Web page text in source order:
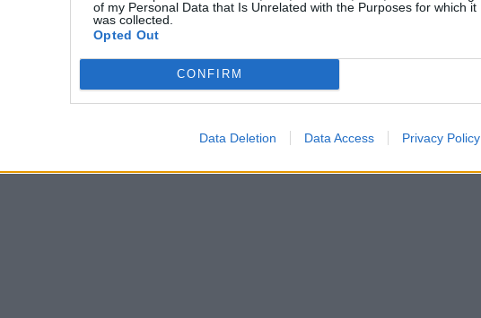
of my Personal Data that Is Unrelated with the Purposes for which it
was collected.
Opted Out
CONFIRM
Data Deletion Data Access Privacy Policy